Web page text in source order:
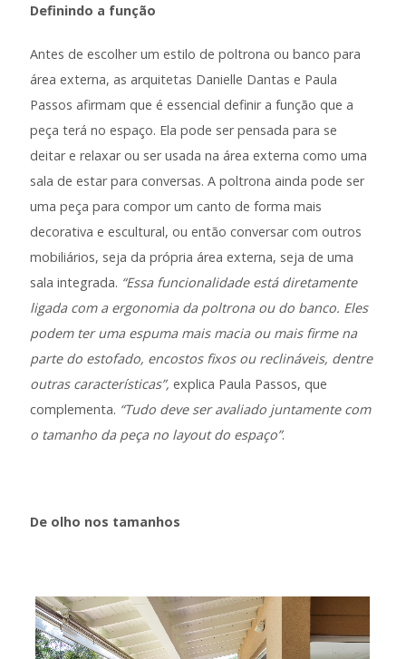
Definindo a função
Antes de escolher um estilo de poltrona ou banco para
área externa, as arquitetas Danielle Dantas e Paula
Passos afirmam que é essencial definir a função que a
peça terá no espaço. Ela pode ser pensada para se
deitar e relaxar ou ser usada na área externa como uma
sala de estar para conversas. A poltrona ainda pode ser
uma peça para compor um canto de forma mais
decorativa e escultural, ou então conversar com outros
mobiliários, seja da própria área externa, seja de uma
sala integrada. “Essa funcionalidade está diretamente
ligada com a ergonomia da poltrona ou do banco. Eles
podem ter uma espuma mais macia ou mais firme na
parte do estofado, encostos fixos ou reclináveis, dentre
outras características”, explica Paula Passos, que
complementa. “Tudo deve ser avaliado juntamente com
o tamanho da peça no layout do espaço”.
De olho nos tamanhos